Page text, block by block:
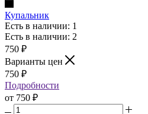
Купальник
Есть в наличии: 1
Есть в наличии: 2
750 ₽
Варианты цен
750 ₽
Подробности
от 750 ₽